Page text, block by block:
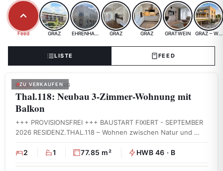
Feed GRAZ EHRENHAUSEN GRAZ GRAZ GRATWEIN GRAZ –
LISTE FEED
ZU VERKAUFEN
GRAZ· WOHNUNG
Thal.118: Neubau 3-Zimmer-Wohnung mit
Balkon
+++ PROVISIONSFREI +++ BAUSTART FIXIERT - SEPTEMBER
2026 RESIDENZ.THAL.118 – Wohnen zwischen Natur und …
2 1 77.85 m² HWB 46 · B